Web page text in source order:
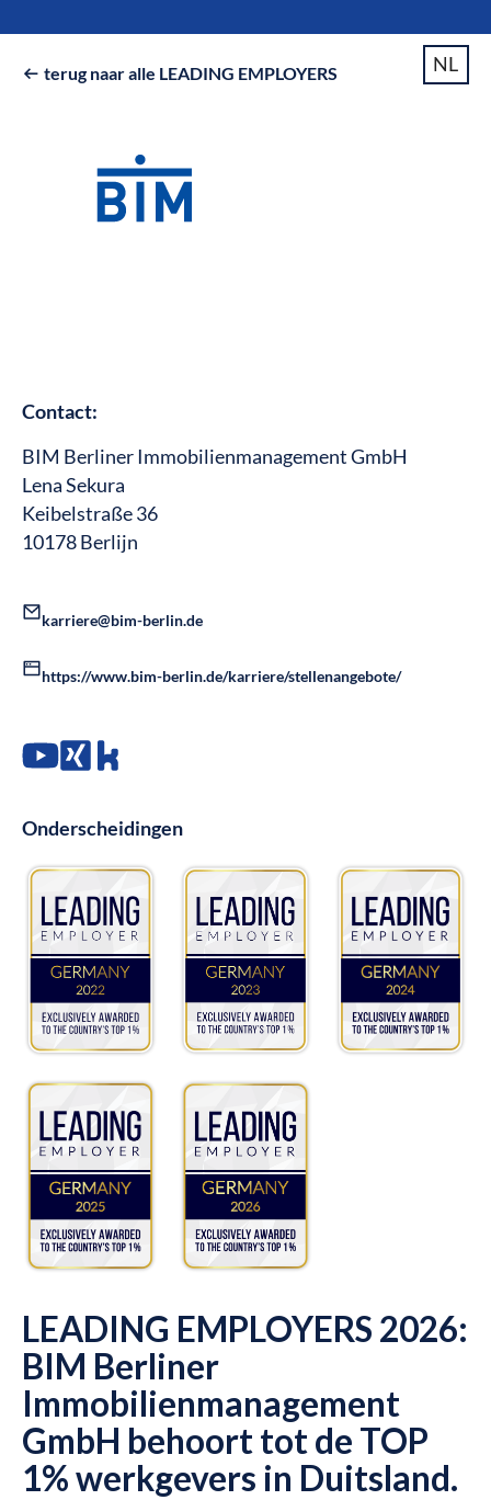
 terug naar alle LEADING EMPLOYERS NL
Contact:
BIM Berliner Immobilienmanagement GmbH
Lena Sekura
Keibelstraße 36
10178 Berlijn
karriere@bim-berlin.de
https://www.bim-berlin.de/karriere/stellenangebote/
Onderscheidingen
LEADING EMPLOYERS 2026:
BIM Berliner
Immobilienmanagement
GmbH behoort tot de TOP
1% werkgevers in Duitsland.